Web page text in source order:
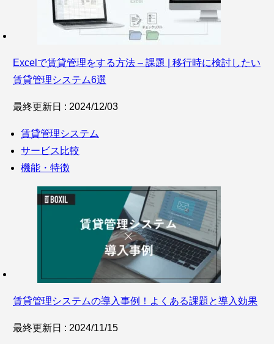
Excelで賃貸管理をする方法 – 課題 | 移行時に検討したい
賃貸管理システム6選
最終更新日 : 2024/12/03
賃貸管理システム
サービス比較
機能・特徴
賃貸管理システムの導入事例！よくある課題と導入効果
最終更新日 : 2024/11/15